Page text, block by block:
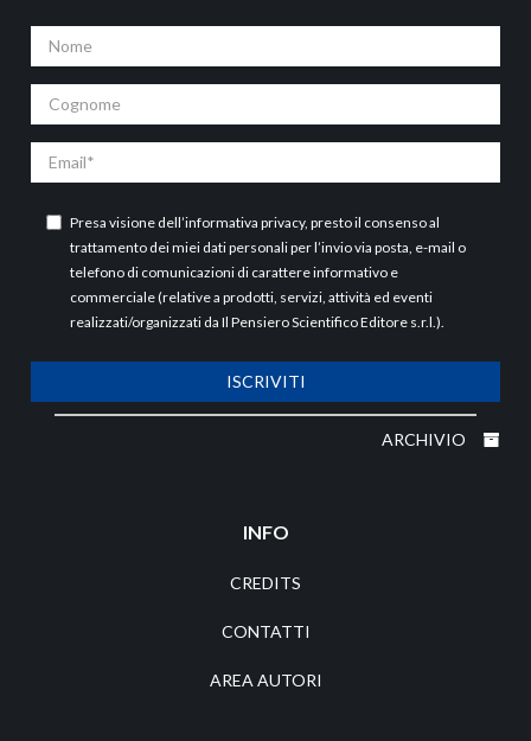
Nome
Cognome
Email
Presa visione dell’informativa privacy, presto il consenso al
trattamento dei miei dati personali per l’invio via posta, e-mail o
telefono di comunicazioni di carattere informativo e
commerciale (relative a prodotti, servizi, attività ed eventi
realizzati/organizzati da Il Pensiero Scientifico Editore s.r.l.).
ISCRIVITI
ARCHIVIO
INFO
CREDITS
CONTATTI
AREA AUTORI